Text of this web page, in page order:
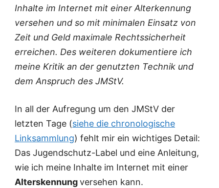
Inhalte im Internet mit einer Alterkennung
versehen und so mit minimalen Einsatz von
Zeit und Geld maximale Rechtssicherheit
erreichen. Des weiteren dokumentiere ich
meine Kritik an der genutzten Technik und
dem Anspruch des JMStV.
In all der Aufregung um den JMStV der
letzten Tage (siehe die chronologische
Linksammlung) fehlt mir ein wichtiges Detail:
Das Jugendschutz-Label und eine Anleitung,
wie ich meine Inhalte im Internet mit einer
Alterskennungversehen kann.